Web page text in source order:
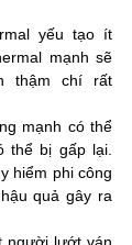
yếu tạo ít
mạnh sẽ
thậm chí rất
mạnh có thể
thể bị gấp lại.
hiểm phi công
quả gây ra
người lướt ván